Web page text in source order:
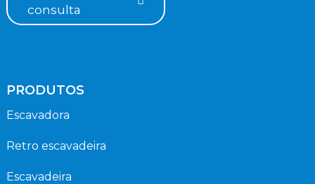
consulta
PRODUTOS
Escavadora
Retro escavadeira
Escavadeira